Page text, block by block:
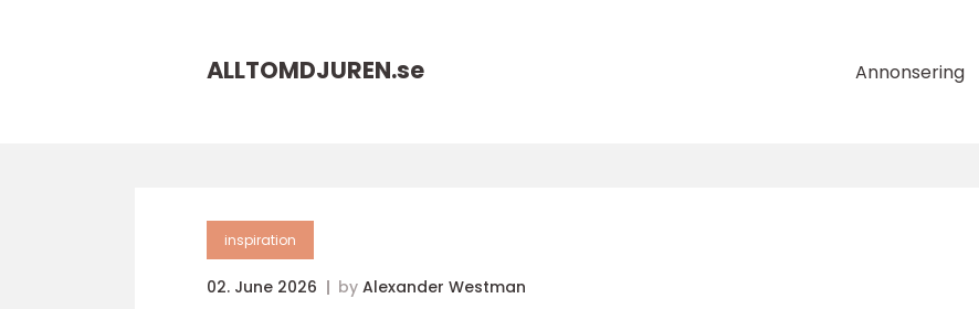
ALLTOMDJUREN.se Annonsering
inspiration
02. June 2026 by Alexander Westman